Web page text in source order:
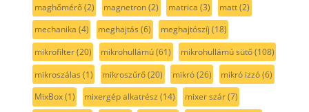
maghőmérő(2) magnetron(2) matrica (3) matt(2)
mechanika (4) meghajtás (6) meghajtószíj (18)
mikrofilter(20) mikrohullámú(61) mikrohullámú sütő(108)
mikroszálas (1) mikroszűrő(20) mikró(26) mikró izzó(6)
MixBox(1) mixergép alkatrész (14) mixer szár(7)